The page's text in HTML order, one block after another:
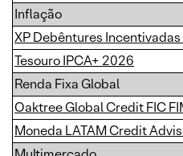
Inflação
XP Debêntures Incentivadas
Tesouro IPCA+ 2026
Renda Fixa Global
Oaktree Global Credit FIC
Moneda LATAM Credit